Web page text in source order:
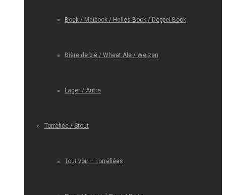
Bock / Maibock / Helles Bock / Doppel Bock
Bière de blé / Wheat Ale / Weizen
Lager / Autre
Torréfiée / Stout
Tout voir – Torréfiées